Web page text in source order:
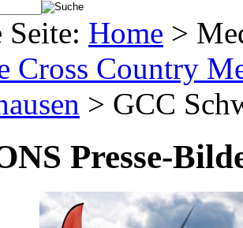
Home >
Cross Country
> GCC
Presse-